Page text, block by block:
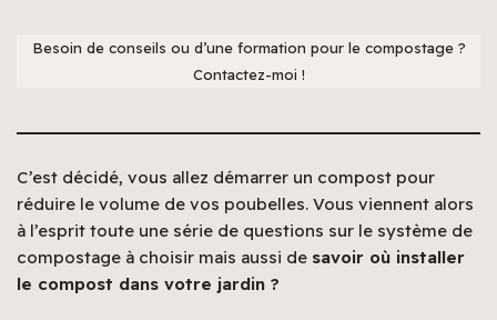
Besoin de conseils ou d’une formation pour le compostage ?
Contactez-moi !
C’est décidé, vous allez démarrer un compost pour
réduire le volume de vos poubelles. Vous viennent alors
à l’esprit toute une série de questions sur le système de
compostage à choisir mais aussi de savoir où installer
le compost dans votre jardin ?